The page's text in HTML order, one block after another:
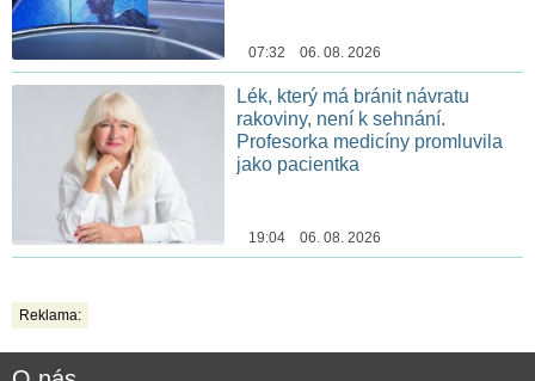
07:32 06. 08. 2026
Lék, který má bránit návratu
rakoviny, není k sehnání.
Profesorka medicíny promluvila
jako pacientka
19:04 06. 08. 2026
Reklama: